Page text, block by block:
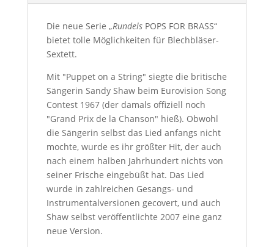
Die neue Serie „RundelsPOPS FOR BRASS“
bietet tolle Möglichkeiten für Blechbläser-
Sextett.
Mit "Puppet on a String" siegte die britische
Sängerin Sandy Shaw beim Eurovision Song
Contest 1967 (der damals offiziell noch
"Grand Prix de la Chanson" hieß). Obwohl
die Sängerin selbst das Lied anfangs nicht
mochte, wurde es ihr größter Hit, der auch
nach einem halben Jahrhundert nichts von
seiner Frische eingebüßt hat. Das Lied
wurde in zahlreichen Gesangs- und
Instrumentalversionen gecovert, und auch
Shaw selbst veröffentlichte 2007 eine ganz
neue Version.